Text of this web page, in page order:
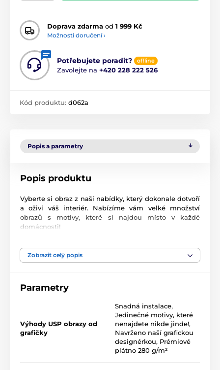
Doprava zdarma od 1 999 Kč
Možnosti doručení ›
Potřebujete poradit? offline
Zavolejte na +420 228 222 526
Kód produktu: d062a
Popis a parametry
Popis produktu
Vyberte si obraz z naší nabídky, který dokonale dotvoří
a oživí váš interiér. Nabízíme vám velké množství
obrazů s motivy, které si najdou místo v každé
domácnosti!
Kvalita je pro nás důležitá a proto jsme pro naše
pružné plátno, jehož hmotnost je
jsme ani na pečlivý výběr barev, které jsou
, což znamená, že nezapáchají a
nevypouštějí škodlivé látky do ovzduší, proto je jen na
vás, do kterého pokoje obraz zavěsíte. V neposlední
řadě je důležitá také technologie tisku. Abychom
zajistili, že obrazy budou výrazné a kvalitní,
zaměřujeme se na tisk, který poskytujesytost barev
Zobrazit celý popis
Parametry
Výhody USP obrazy od
grafičky
Snadná instalace,
Jedinečné motivy, které
nenajdete nikde jinde!,
Navrženo naší grafickou
designérkou, Prémiové
plátno 280 g/m²